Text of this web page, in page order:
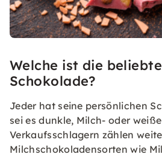
Welche ist die
Schokolade?
Jeder hat seine persönlichen
sei es dunkle, Milch- oder
Verkaufsschlagern zählen
Milchschokoladensorten wie